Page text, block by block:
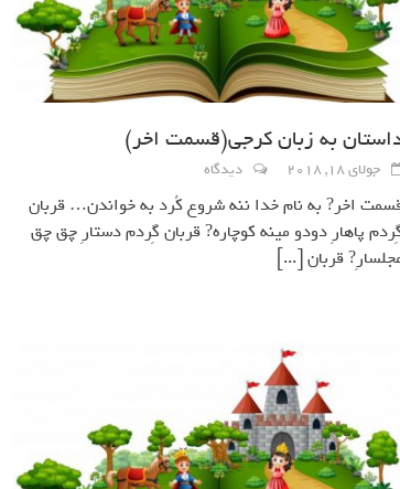
به زبان کرجی(قسمت اخر)
جولای 18, 2018 دیدگاه
اخر? به نام خدا ننه شروع كُرد به خواندن… قربان
پاهارِ دودو مينه كوچاره? قربان گِردم دستارِ چق چق
قربان [...]